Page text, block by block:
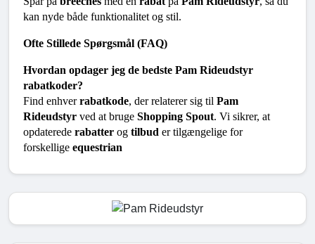
kan nyde både funktionalitet og stil.
Ofte Stillede Spørgsmål (FAQ)
Hvordan opdager jeg de bedste Pam Rideudstyr
rabatkoder?
Find enhver rabatkode, der relaterer sig til Pam
Rideudstyr ved at bruge Shopping Spout. Vi sikrer, at
opdaterede rabatter og tilbud er tilgængelige for
forskellige equestrian